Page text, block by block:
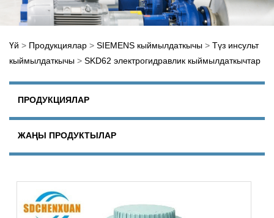
Үй > Продукциялар > SIEMENS кыймылдаткычы > Түз инсульт
кыймылдаткычы > SKD62 электрогидравлик кыймылдаткычтар
ПРОДУКЦИЯЛАР
ЖАҢЫ ПРОДУКТЫЛАР